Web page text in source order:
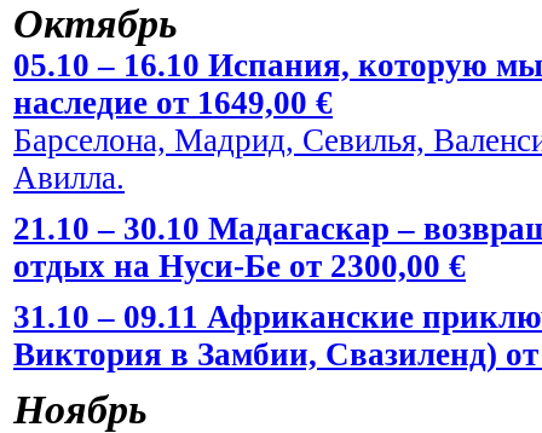
Октябрь
05.10 – 16.10 Испания, которую
наследие от 1649,00 €
Барселона, Мадрид, Севилья,
Авилла.
21.10 – 30.10 Мадагаскар –
отдых на Нуси-Бе от 2300,00 €
31.10 – 09.11 Африканские
Виктория в Замбии, Свазиленд) от
Ноябрь